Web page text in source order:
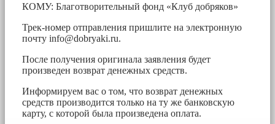
КОМУ: Благотворительный фонд «Клуб добряков»
Трек-номер отправления пришлите на электронную
почту info@dobryaki.ru.
После получения оригинала заявления будет
произведен возврат денежных средств.
Информируем вас о том, что возврат денежных
средств производится только на ту же банковскую
карту, с которой была произведена оплата.